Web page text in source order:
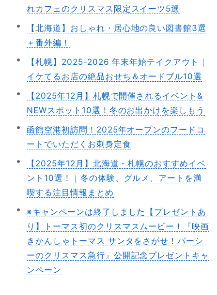
れカフェのクリスマス限定スイーツ5選
【北海道】おしゃれ・居心地の良い図書館3選
＋番外編！
【札幌】2025-2026 年末年始テイクアウト｜
イケてるお店の絶品おせち＆オードブル10選
【2025年12月】札幌で開催されるイベント&
NEWスポット10選！冬のお出かけを楽しもう
函館空港初訪問！2025年オープンのフードコ
ートでいただくお刺身定食
【2025年12月】北海道・札幌のおすすめイベ
ント10選！｜冬の体験、グルメ、アートを満
喫する注目情報まとめ
※キャンペーンは終了しました【プレゼントあ
り】トーマス初のクリスマスムービー！『映画
きかんしゃトーマス サンタをさがせ！パーシ
ーのクリスマス急行』公開記念プレゼントキャ
ンペーン